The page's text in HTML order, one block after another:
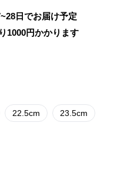
日でお届け予定
1000円かかります
22.5cm 23.5cm